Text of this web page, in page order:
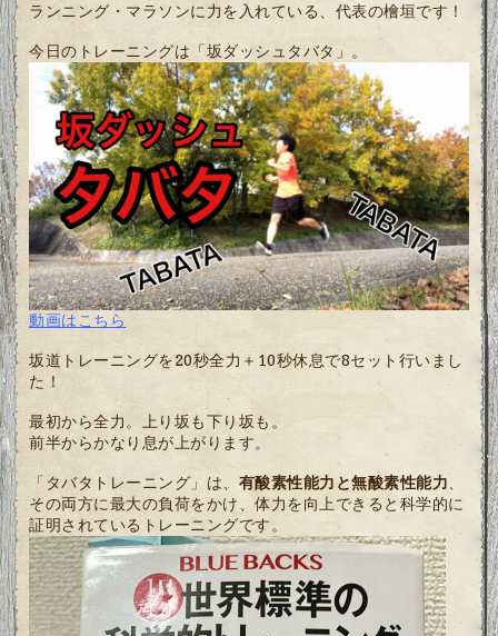
ランニング・マラソンに力を入れている、代表の檜垣です！
今日のトレーニングは「坂ダッシュタバタ」。
動画はこちら
坂道トレーニングを20秒全力＋10秒休息で8セット行いまし
た！
最初から全力。上り坂も下り坂も。
前半からかなり息が上がります。
「タバタトレーニング」は、有酸素性能力と無酸素性能力
その両方に最大の負荷をかけ、体力を向上できると科学的に
証明されているトレーニングです。